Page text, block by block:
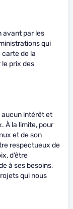
avant par les
qui
de la
le prix des
aucun intérêt et
À la limite, pour
et de son
respectueux de
d’être
à ses besoins,
qui nous